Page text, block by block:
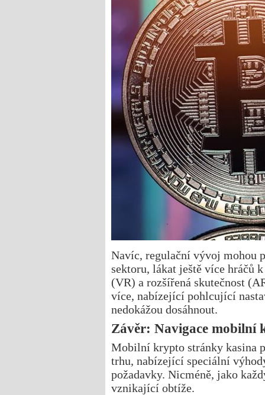
Navíc, regulační vývoj mohou
sektoru, lákat ještě více hráčů
(VR) a rozšířená skutečnost
více, nabízející pohlcující
nedokážou dosáhnout.
Závěr: Navigace
Mobilní krypto stránky kasina
trhu, nabízející speciální
požadavky. Nicméně, jako
vznikající obtíže.